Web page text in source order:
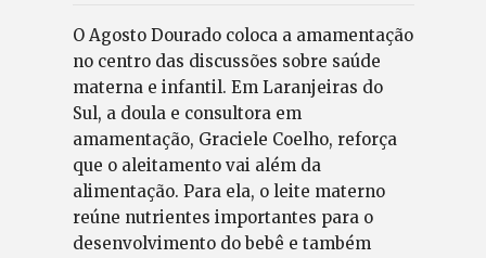
O Agosto Dourado coloca a amamentação
no centro das discussões sobre saúde
materna e infantil. Em Laranjeiras do
Sul, a doula e consultora em
amamentação, Graciele Coelho, reforça
que o aleitamento vai além da
alimentação. Para ela, o leite materno
reúne nutrientes importantes para o
desenvolvimento do bebê e também